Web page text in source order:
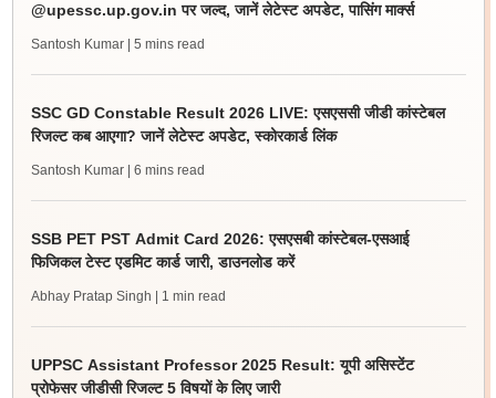
@upessc.up.gov.in पर जल्द, जानें लेटेस्ट अपडेट, पासिंग मार्क्स
Santosh Kumar | 5 mins read
SSC GD Constable Result 2026 LIVE: एसएससी जीडी कांस्टेबल
रिजल्ट कब आएगा? जानें लेटेस्ट अपडेट, स्कोरकार्ड लिंक
Santosh Kumar | 6 mins read
SSB PET PST Admit Card 2026: एसएसबी कांस्टेबल-एसआई
फिजिकल टेस्ट एडमिट कार्ड जारी, डाउनलोड करें
Abhay Pratap Singh | 1 min read
UPPSC Assistant Professor 2025 Result: यूपी असिस्टेंट
प्रोफेसर जीडीसी रिजल्ट 5 विषयों के लिए जारी